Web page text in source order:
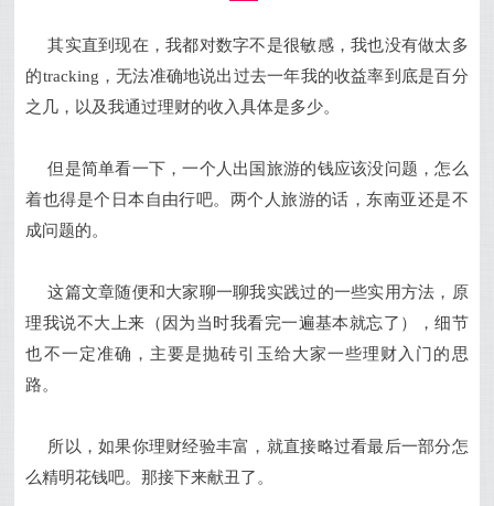
其实直到现在，我都对数字不是很敏感，我也没有做太多
的tracking，无法准确地说出过去一年我的收益率到底是百分
之几，以及我通过理财的收入具体是多少。
但是简单看一下，一个人出国旅游的钱应该没问题，怎么
着也得是个日本自由行吧。两个人旅游的话，东南亚还是不
成问题的。
这篇文章随便和大家聊一聊我实践过的一些实用方法，原
理我说不大上来（因为当时我看完一遍基本就忘了），细节
也不一定准确，主要是抛砖引玉给大家一些理财入门的思
路。
所以，如果你理财经验丰富，就直接略过看最后一部分怎
么精明花钱吧。那接下来献丑了。